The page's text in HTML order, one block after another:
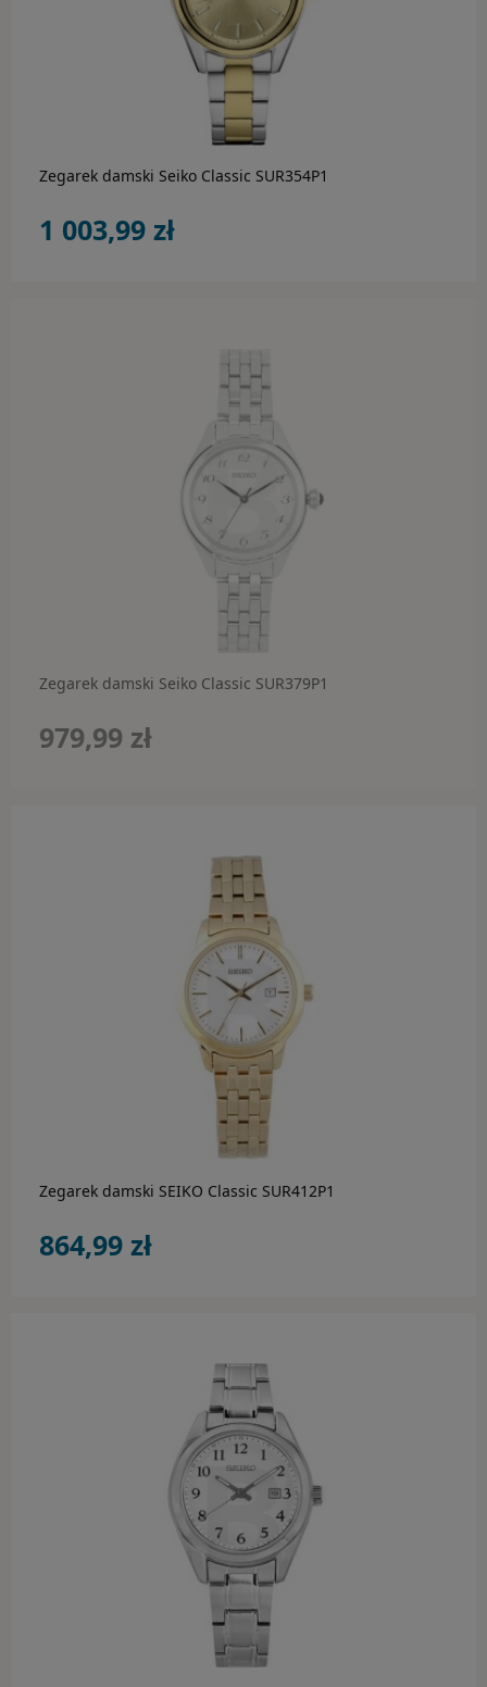
Zegarek damski Seiko Classic SUR354P1
1 003,99 zł
do koszyka
Zegarek damski Seiko Classic SUR379P1
979,99 zł
Zegarek damski SEIKO Classic SUR412P1
864,99 zł
do koszyka
do koszyka